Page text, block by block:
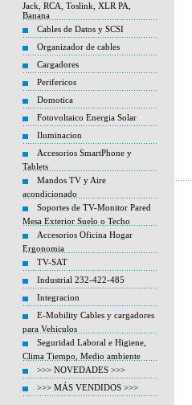
Jack, RCA, Toslink, XLR PA,
Banana
Cables de Datos y SCSI
Organizador de cables
Cargadores
Perifericos
Domotica
Fotovoltaico Energia Solar
Iluminacion
Accesorios SmartPhone y
Tablets
Mandos TV y Aire
acondicionado
Soportes de TV-Monitor Pared
Mesa Exterior Suelo o Techo
Accesorios Oficina Hogar
Ergonomia
TV-SAT
Industrial 232-422-485
Integracion
E-Mobility Cables y cargadores
para Vehiculos
Seguridad Laboral e Higiene,
Clima Tiempo, Medio ambiente
>>> NOVEDADES >>>
>>> MÁS VENDIDOS >>>